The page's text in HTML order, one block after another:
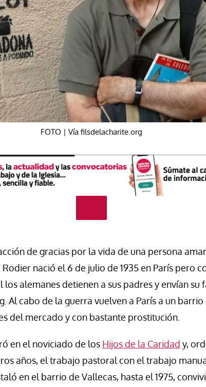
Relato
FOTO | Vía filsdelacharite.org
de gracias por la vida de una persona
nació el 6 de julio de 1935 en París pero
alemanes detienen a sus padres y envían su
Al cabo de la guerra vuelven a París a un
del mercado y con bastante prostitución.
en el noviciado de los Hijos de la Caridad y,
años, el trabajo pastoral con el trabajo
en el barrio de Vallecas, hasta el 1975,
otra orilla
José Luis Iglesias
sindicatos
en San
“paz, pan,
Jose Luis